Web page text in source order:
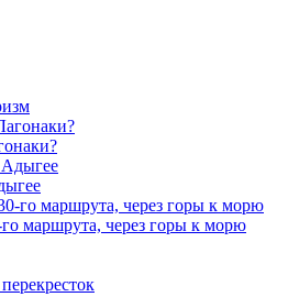
маршрута, через горы к морю